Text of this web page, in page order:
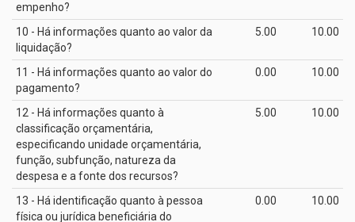
empenho?
10 - Há informações quanto ao valor da
liquidação?
5.00 10.00
11 - Há informações quanto ao valor do
pagamento?
0.00 10.00
12 - Há informações quanto à
classificação orçamentária,
especificando unidade orçamentária,
função, subfunção, natureza da
despesa e a fonte dos recursos?
5.00 10.00
13 - Há identificação quanto à pessoa
física ou jurídica beneficiária do
0.00 10.00